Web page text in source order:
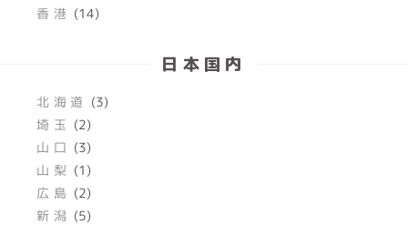
香港 (14)
日本国内
北海道 (3)
埼玉 (2)
山口 (3)
山梨 (1)
広島 (2)
新潟 (5)